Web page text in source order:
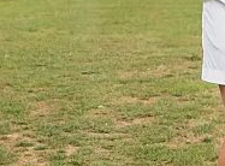
in derOberliga